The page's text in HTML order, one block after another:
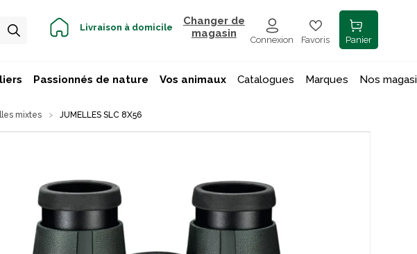
Livraison à domicile
Changer de
magasin
Connexion Favoris Panier
Passionnés de nature Vos animaux Catalogues Marques Nos
mixtes JUMELLES SLC 8X56